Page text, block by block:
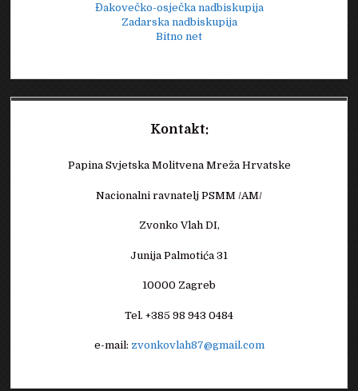
Đakovečko-osječka nadbiskupija
Zadarska nadbiskupija
Bitno net
Kontakt:
Papina Svjetska Molitvena Mreža Hrvatske
Nacionalni ravnatelj PSMM /AM/
Zvonko Vlah DI,
Junija Palmotića 31
10000 Zagreb
Tel. +385 98 943 0484
e-mail: zvonkovlah87@gmail.com